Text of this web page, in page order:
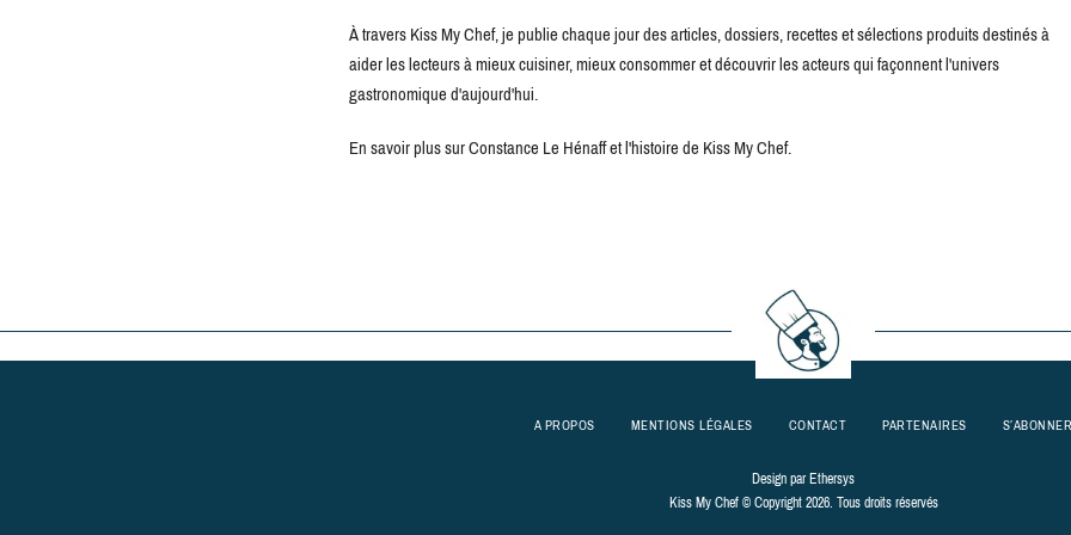
À travers Kiss My Chef, je publie chaque jour des articles, dossiers, recettes et sélections produits destinés à
aider les lecteurs à mieux cuisiner, mieux consommer et découvrir les acteurs qui façonnent l'univers
gastronomique d'aujourd'hui.
En savoir plus sur Constance Le Hénaff et l'histoire de Kiss My Chef.
A PROPOS MENTIONS LÉGALES CONTACT PARTENAIRES
Design parEthersys
Kiss My Chef © Copyright 2026. Tous droits réservés